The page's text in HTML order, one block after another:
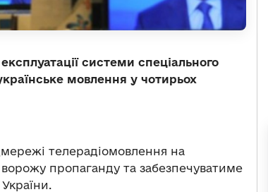
системи спеціального
мовлення у чотирьох
телерадіомовлення на
пропаганду та забезпечуватиме